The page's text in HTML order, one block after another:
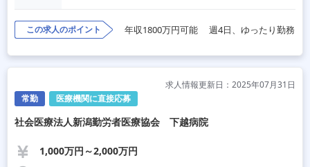
この求人のポイント 年収1800万円可能 週4日、ゆったり勤務
常勤 医療機関に直接応募
求人情報更新日：2025年07月31日
社会医療法人新潟勤労者医療協会 下越病院
1,000万円～2,000万円